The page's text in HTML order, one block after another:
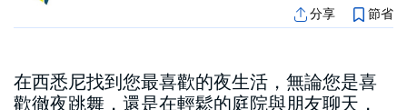
分享 節省
在西悉尼找到您最喜歡的夜生活，無論您是喜
歡徹夜跳舞，還是在輕鬆的庭院與朋友聊天，